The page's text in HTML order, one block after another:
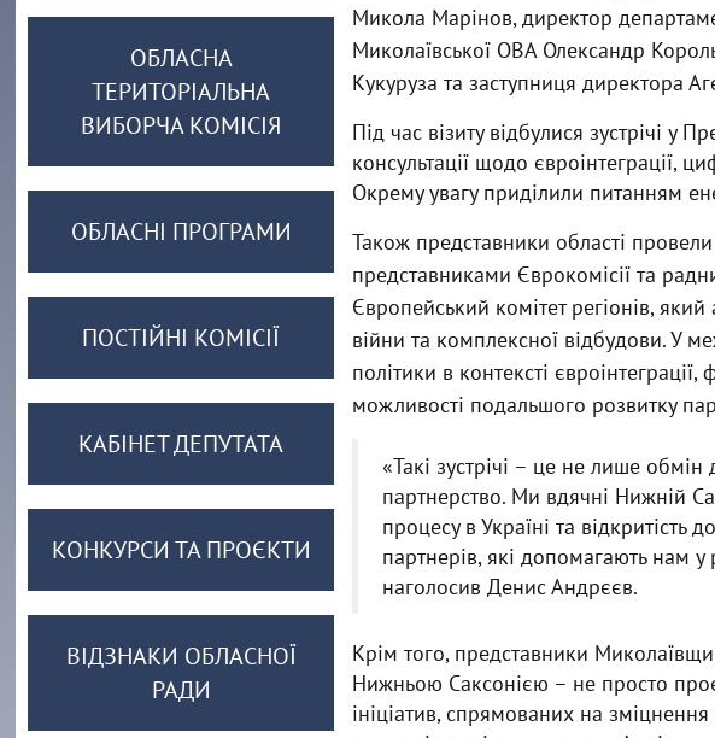
Микола Марінов, директор
Миколаївської ОВА Олександр
Кукуруза та заступниця директора
Під час візиту відбулися зустрічі у
консультації щодо євроінтеграції,
Окрему увагу приділили питанням
Також представники області
представниками Єврокомісії та
Європейський комітет регіонів,
війни та комплексної відбудови. У
політики в контексті
можливості подальшого розвитку
«Такі зустрічі – це не лише
партнерство. Ми вдячні Нижній
процесу в Україні та
партнерів, які допомагають нам у
наголосив Денис Андрєєв.
Крім того, представники
Нижньою Саксонією – не просто
ініціатив, спрямованих на
ОБЛАСНА
ТЕРИТОРІАЛЬНА
ВИБОРЧА КОМІСІЯ
ОБЛАСНІ ПРОГРАМИ
ПОСТІЙНІ КОМІСІЇ
КАБІНЕТ ДЕПУТАТА
КОНКУРСИ ТА ПРОЄКТИ
ВІДЗНАКИ ОБЛАСНОЇ
РАДИ